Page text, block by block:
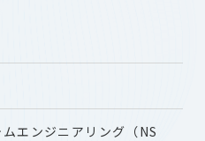
エンジニアリング（NS